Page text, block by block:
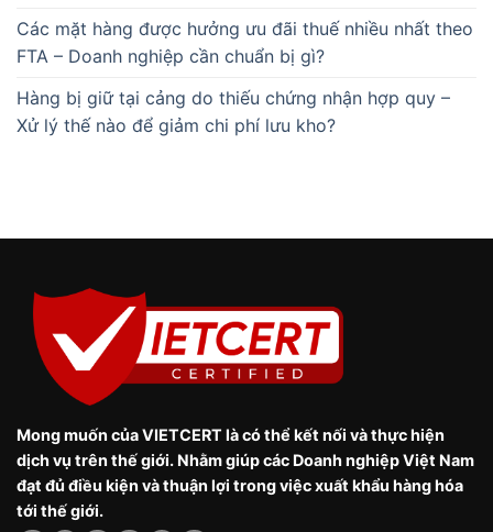
Các mặt hàng được hưởng ưu đãi thuế nhiều nhất theo
FTA – Doanh nghiệp cần chuẩn bị gì?
Hàng bị giữ tại cảng do thiếu chứng nhận hợp quy –
Xử lý thế nào để giảm chi phí lưu kho?
Mong muốn của VIETCERT là có thể kết nối và thực hiện
dịch vụ trên thế giới. Nhằm giúp các Doanh nghiệp Việt Nam
đạt đủ điều kiện và thuận lợi trong việc xuất khẩu hàng hóa
tới thế giới.